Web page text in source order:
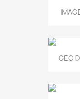
GEO